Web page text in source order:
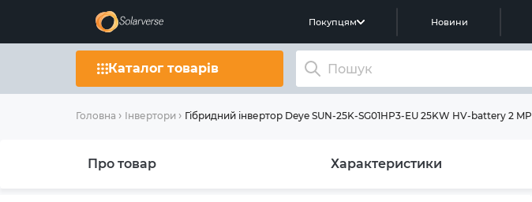
Покупцям Новини
Каталог товарів
Головна Інвертори Гібридний інвертор Deye SUN-25K-SG01HP3-EU 25KW HV-battery 2
Про товар Характеристики